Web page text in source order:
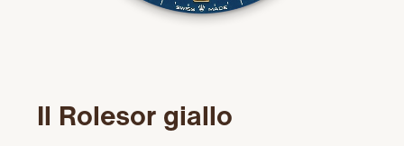
Il Rolesor giallo